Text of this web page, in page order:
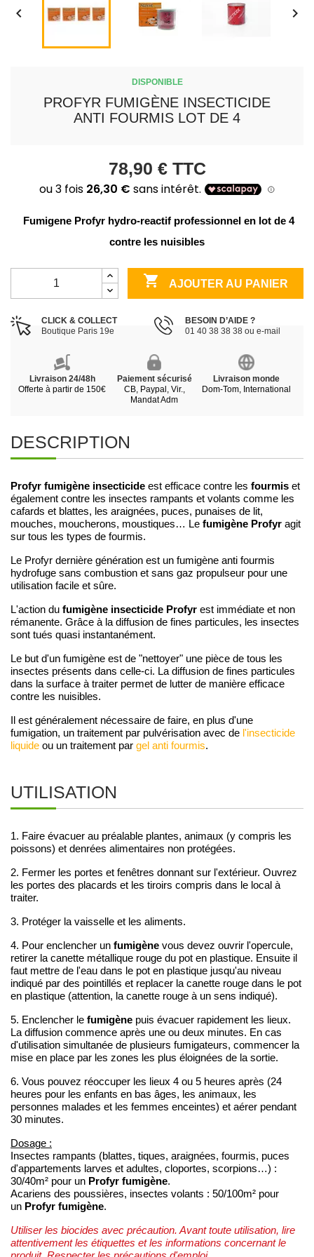
 
DISPONIBLE
PROFYR FUMIGÈNE INSECTICIDE
ANTI FOURMIS LOT DE 4
78,90 € TTC
contre les nuisibles
 AJOUTER AU PANIER
CLICK & COLLECT
Boutique Paris 19e
BESOIN D’AIDE ?
01 40 38 38 38 ou e-mail
Livraison 24/48h
Offerte à partir de 150€
Paiement sécurisé
CB, Paypal, Vir.,
Mandat Adm
Livraison monde
Dom-Tom, International
DESCRIPTION
Profyr fumigène insecticide est efficace contre les fourmis et
également contre les insectes rampants et volants comme les
cafards et blattes, les araignées, puces, punaises de lit,
mouches, moucherons, moustiques… Le fumigène Profyr agit
sur tous les types de fourmis.
Le Profyr dernière génération est un fumigène anti fourmis
hydrofuge sans combustion et sans gaz propulseur pour une
utilisation facile et sûre.
L'action du fumigène insecticide Profyr est immédiate et non
rémanente. Grâce à la diffusion de fines particules, les insectes
sont tués quasi instantanément.
Le but d'un fumigène est de "nettoyer" une pièce de tous les
insectes présents dans celle-ci. La diffusion de fines particules
dans la surface à traiter permet de lutter de manière efficace
contre les nuisibles.
Il est généralement nécessaire de faire, en plus d'une
fumigation, un traitement par pulvérisation avec de l'insecticide
liquide ou un traitement par gel anti fourmis.
UTILISATION
1. Faire évacuer au préalable plantes, animaux (y compris les
poissons) et denrées alimentaires non protégées.
2. Fermer les portes et fenêtres donnant sur l'extérieur. Ouvrez
les portes des placards et les tiroirs compris dans le local à
traiter.
3. Protéger la vaisselle et les aliments.
4. Pour enclencher un fumigène vous devez ouvrir l'opercule,
retirer la canette métallique rouge du pot en plastique. Ensuite il
faut mettre de l'eau dans le pot en plastique jusqu'au niveau
indiqué par des pointillés et replacer la canette rouge dans le pot
en plastique (attention, la canette rouge à un sens indiqué).
5. Enclencher le fumigène puis évacuer rapidement les lieux.
La diffusion commence après une ou deux minutes. En cas
d'utilisation simultanée de plusieurs fumigateurs, commencer la
mise en place par les zones les plus éloignées de la sortie.
6. Vous pouvez réoccuper les lieux 4 ou 5 heures après (24
heures pour les enfants en bas âges, les animaux, les
personnes malades et les femmes enceintes) et aérer pendant
30 minutes.
Dosage :
Insectes rampants (blattes, tiques, araignées, fourmis, puces
d'appartements larves et adultes, cloportes, scorpions…) :
30/40m² pour un Profyr fumigène.
Acariens des poussières, insectes volants : 50/100m² pour
un Profyr fumigène.
Utiliser les biocides avec précaution. Avant toute utilisation, lire
attentivement les étiquettes et les informations concernant le